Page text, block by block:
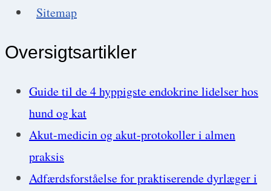
Sitemap
Oversigtsartikler
Guide til de 4 hyppigste endokrine lidelser hos
hund og kat
Akut-medicin og akut-protokoller i almen
praksis
Adfærdsforståelse for praktiserende dyrlæger i